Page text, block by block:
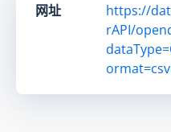
网址
https://
rAPI/